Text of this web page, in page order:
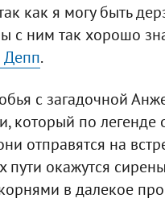
как я могу быть
ним так хорошо
.
с загадочной
который по
отправятся на
окажутся
в далекое